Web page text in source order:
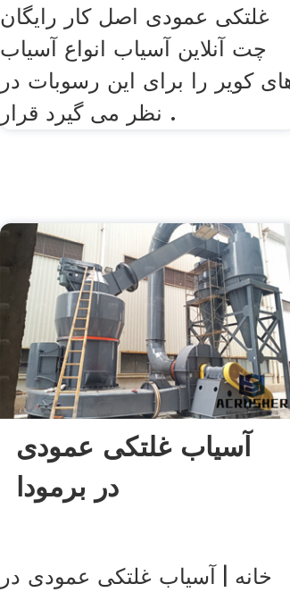
غلتکی عمودی اصل کار رایگان
چت آنلاین آسیاب انواع آسیاب
کویر را برای این رسوبات در
نظر می گیرد قرار .
آسیاب غلتکی عمودی
در برمودا
خانه | آسیاب غلتکی عمودی در